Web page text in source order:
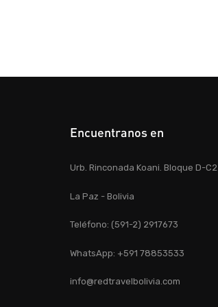
Encuentranos en
Urb. Rinconada Koani. Bloque D-C2
La Paz - Bolivia
Teléfono: (591-2) 2917673
WhatsApp: +591 78853533
info@redtravelbolivia.com